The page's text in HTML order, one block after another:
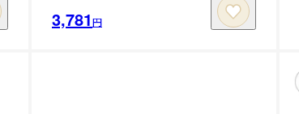
3,781円